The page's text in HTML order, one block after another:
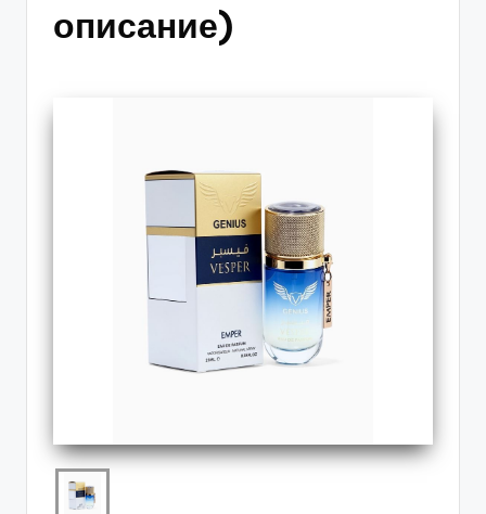
описание)